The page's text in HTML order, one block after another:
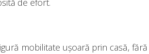
de efort.
mobilitate ușoară prin casă,